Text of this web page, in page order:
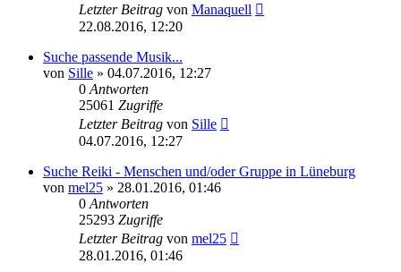
Letzter Beitrag von Manaquell
22.08.2016, 12:20
Suche passende Musik...
von Sille » 04.07.2016, 12:27
0 Antworten
25061 Zugriffe
Letzter Beitrag von Sille
04.07.2016, 12:27
Suche Reiki - Menschen und/oder Gruppe in Lüneburg
von mel25 » 28.01.2016, 01:46
0 Antworten
25293 Zugriffe
Letzter Beitrag von mel25
28.01.2016, 01:46